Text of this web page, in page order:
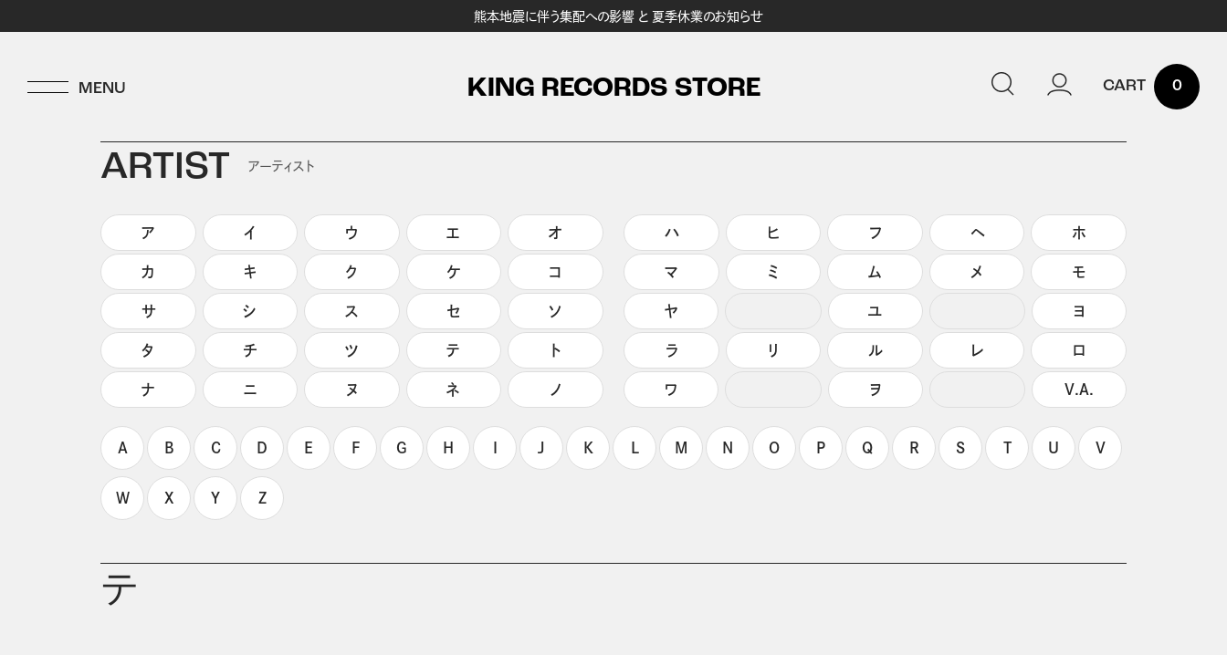
熊本地震に伴う集配への影響 と 夏季休業のお知らせ
KING RECORDS STORE 0
ARTIST アーティスト
ア イ ウ エ オ
カ キ ク ケ コ
サ シ ス セ ソ
タ チ ツ テ ト
ナ ニ ヌ ネ ノ
ハ ヒ フ ヘ ホ
マ ミ ム メ モ
ヤ ユ ヨ
ラ リ ル レ ロ
ワ ヲ V.A.
A B C D E F G H J K M N O P Q R S T U V
W X Y Z
テ